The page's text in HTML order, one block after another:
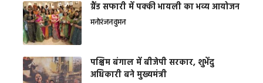
ग्रैंड सफारी में पक्की भायली का भव्य आयोजन
मनोरंजनवुमन
पश्चिम बंगाल में बीजेपी सरकार, शुभेंदु
अधिकारी बने मुख्यमंत्री